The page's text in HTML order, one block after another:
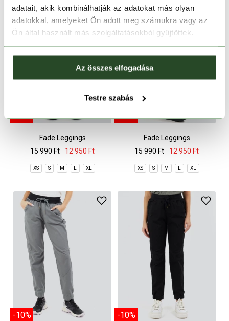
adatait, akik kombinálhatják az adatokat más olyan
adatokkal, amelyeket Ön adott meg számukra vagy az
Ön által használt más szolgáltatásokból gyűjtöttek.
Az összes elfogadása
Testre szabás
-19%
Fade Leggings
15 990 Ft
12 950 Ft
XS S M L XL
-19%
Fade Leggings
15 990 Ft
12 950 Ft
XS S M L XL
-10% -10%